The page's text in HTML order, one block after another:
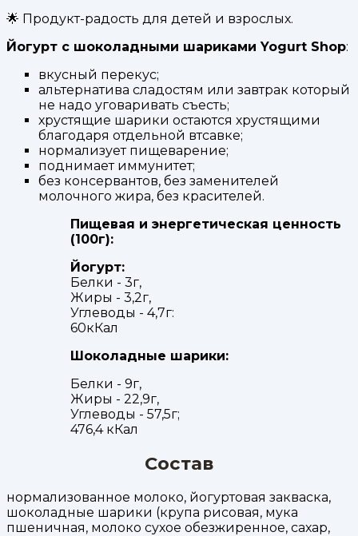
🌟 Продукт-радость для детей и взрослых.
Йогурт с шоколадными шариками Yogurt Shop:
вкусный перекус;
альтернатива сладостям или завтрак который
не надо уговаривать съесть;
хрустящие шарики остаются хрустящими
благодаря отдельной втсавке;
нормализует пищеварение;
поднимает иммунитет;
без консервантов, без заменителей
молочного жира, без красителей.
Пищевая и энергетическая ценность
(100г):
Йогурт:
Белки - 3г,
Жиры - 3,2г,
Углеводы - 4,7г:
60кКал
Шоколадные шарики:
Белки - 9г,
Жиры - 22,9г,
Углеводы - 57,5г;
476,4 кКал
Состав
нормализованное молоко, йогуртовая закваска,
шоколадные шарики (крупа рисовая, мука
пшеничная, молоко сухое обезжиренное, сахар,